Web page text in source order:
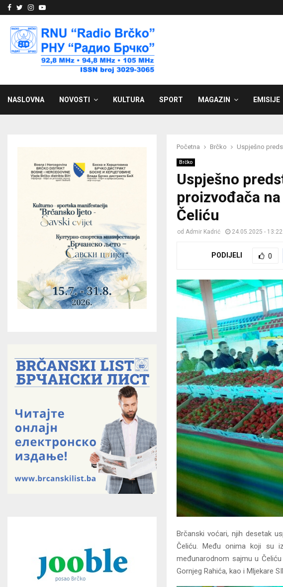
Facebook
Twitter
Instagram
Youtube
NASLOVNA NOVOSTI KULTURA SPORT MAGAZIN EMISIJE
Početna Brčko Uspješno
Brčko
Uspješno
proizvođača
Čeliću
od Admir Kadrić 24.05.2025 - 13:22
PODIJELI 0
Brčanski voćari, njih desetak
Čeliću. Među onima koji su
međunarodnom sajmu u
Gornjeg Rahića, kao i Mljekare